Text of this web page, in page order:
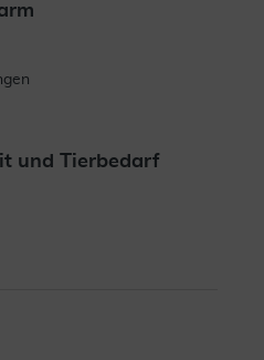
und Tierbedarf